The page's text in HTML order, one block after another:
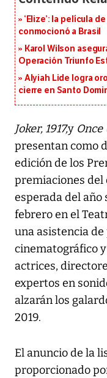
‘Elize’: la película
conmocionó a Brasil
Karol Wilson
Operación Triunfo
Alyiah Lide logra
cierre en Santo
Joker, 1917,y
presentan como
edición de los
premiaciones del
esperada del año
febrero en el
una asistencia
cinematográfico
actrices,
expertos en
alzarán los
2019.
El anuncio de la
proporcionado